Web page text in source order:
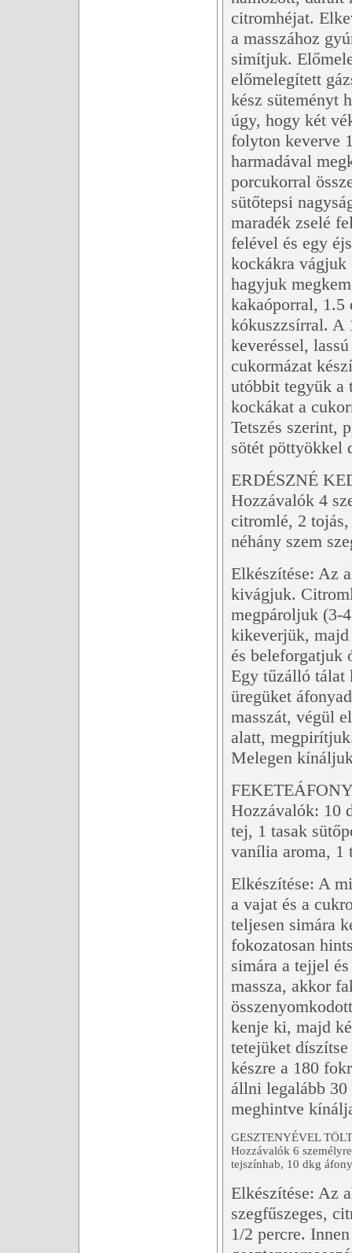
citromhéjat.
a masszához
simítjuk.
előmelegített
kész süteményt
úgy, hogy két
folyton keverve
harmadával
porcukorral
sütőtepsi
maradék zselé
felével és egy
kockákra vágjuk
hagyjuk
kakaóporral, 1.5
kókuszzsírral. A
keveréssel,
cukormázat
utóbbit tegyük a
kockákat a
Tetszés szerint,
sötét pöttyökkel
ERDÉSZNÉ
Hozzávalók 4
citromlé, 2
néhány szem
Elkészítése: Az
kivágjuk.
megpároljuk (3-
kikeverjük,
és beleforgatjuk
Egy tűzálló tálat
üregüket
masszát, végül
alatt,
Melegen
Hozzávalók: 10
tej, 1 tasak
vanília aroma, 1
Elkészítése: A
a vajat és a
teljesen simára
fokozatosan
simára a tejjel
massza, akkor
kenje ki, majd
tetejüket
készre a 180
állni legalább 30
meghintve
GESZTENYÉVEL
Hozzávalók 6
tejszínhab, 10 dkg
Elkészítése: Az
szegfűszeges,
1/2 percre.